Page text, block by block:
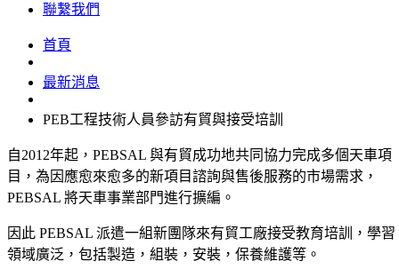
聯繫我們
首頁
最新消息
PEB工程技術人員參訪有貿與接受培訓
自2012年起，PEBSAL 與有貿成功地共同協力完成多個天車項
目，為因應愈來愈多的新項目諮詢與售後服務的市場需求，
PEBSAL 將天車事業部門進行擴編。
因此 PEBSAL 派遣一組新團隊來有貿工廠接受教育培訓，學習
領域廣泛，包括製造，組裝，安裝，保養維護等。